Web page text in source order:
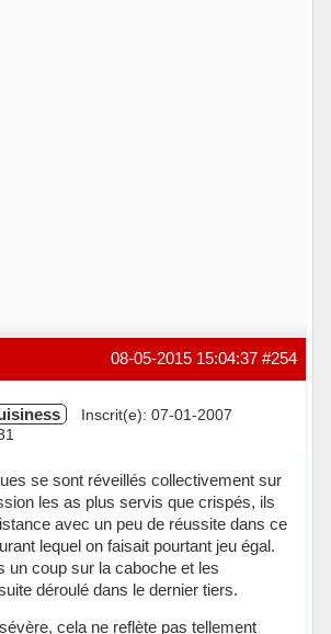
#254
08-05-2015 15:04:37
Inscrit(e): 07-01-2007
se sont réveillés collectivement sur
les as plus servis que crispés, ils
avec un peu de réussite dans ce
lequel on faisait pourtant jeu égal.
un coup sur la caboche et les
déroulé dans le dernier tiers.
cela ne reflète pas tellement